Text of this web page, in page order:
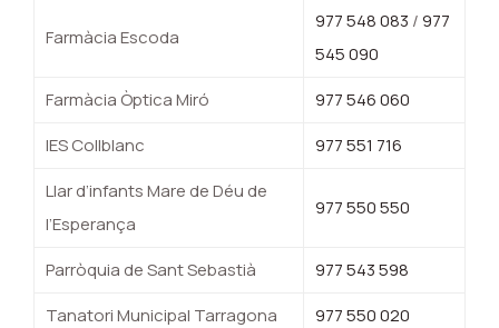
Farmàcia Escoda
977 548 083 / 977
545 090
Farmàcia Òptica Miró
977 546 060
IES Collblanc
977 551 716
Llar d’infants Mare de Déu de
l’Esperança
977 550 550
Parròquia de Sant Sebastià
977 543 598
Tanatori Municipal Tarragona
977 550 020